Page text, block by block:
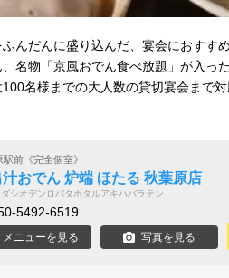
ふんだんに盛り込んだ、宴会におすす
名物「京風おでん食べ放題」が入っ
名様までの大人数の貸切宴会まで
駅前《完全個室》
おでん 炉端 ほたる 秋葉原店
シオデンロバタホタルアキハバラテン
5492-6519
メニューを見る 写真を見る